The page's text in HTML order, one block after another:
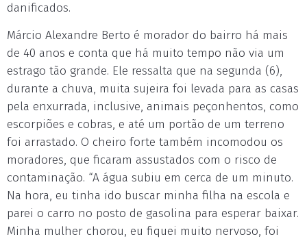
danificados.
Márcio Alexandre Berto é morador do bairro há mais
de 40 anos e conta que há muito tempo não via um
estrago tão grande. Ele ressalta que na segunda (6),
durante a chuva, muita sujeira foi levada para as casas
pela enxurrada, inclusive, animais peçonhentos, como
escorpiões e cobras, e até um portão de um terreno
foi arrastado. O cheiro forte também incomodou os
moradores, que ficaram assustados com o risco de
contaminação. “A água subiu em cerca de um minuto.
Na hora, eu tinha ido buscar minha filha na escola e
parei o carro no posto de gasolina para esperar baixar.
Minha mulher chorou, eu fiquei muito nervoso, foi